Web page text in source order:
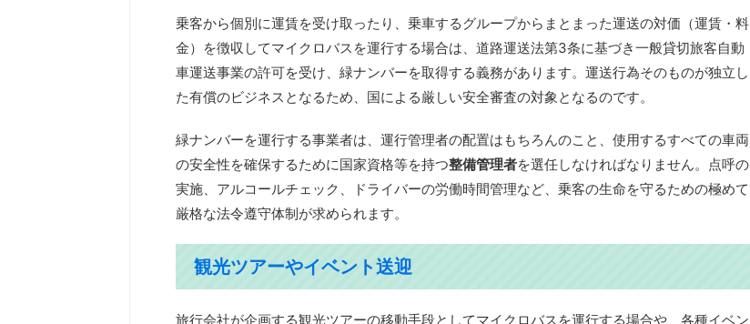
乗客から個別に運賃を受け取ったり、乗車するグループからまとまった運送の対価（運賃・料
金）を徴収してマイクロバスを運行する場合は、道路運送法第3条に基づき一般貸切旅客自動
車運送事業の許可を受け、緑ナンバーを取得する義務があります。運送行為そのものが独立し
た有償のビジネスとなるため、国による厳しい安全審査の対象となるのです。
緑ナンバーを運行する事業者は、運行管理者の配置はもちろんのこと、使用するすべての車両
の安全性を確保するために国家資格等を持つ整備管理者を選任しなければなりません。点呼の
実施、アルコールチェック、ドライバーの労働時間管理など、乗客の生命を守るための極めて
厳格な法令遵守体制が求められます。
観光ツアーやイベント送迎
旅行会社が企画する観光ツアーの移動手段としてマイクロバスを運行する場合や、各種イベン